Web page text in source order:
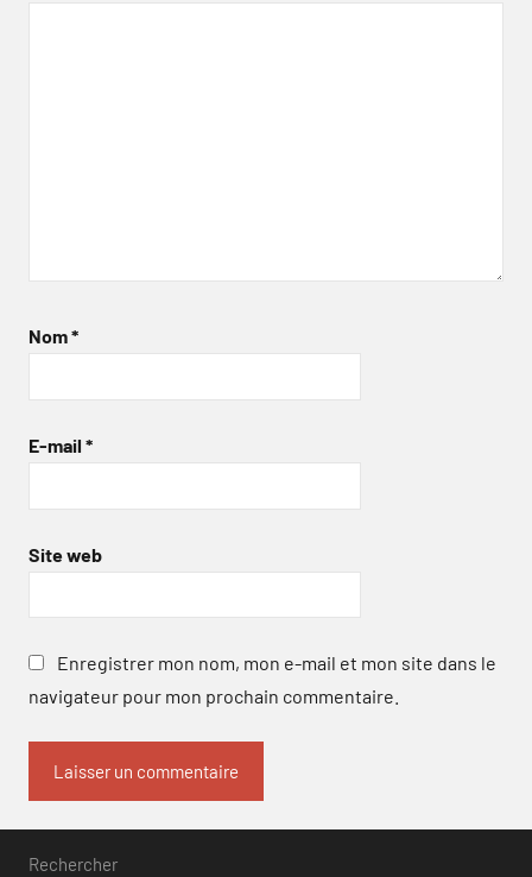
Nom*
E-mail *
Site web
Enregistrer mon nom, mon e-mail et mon site dans le
navigateur pour mon prochain commentaire.
Rechercher